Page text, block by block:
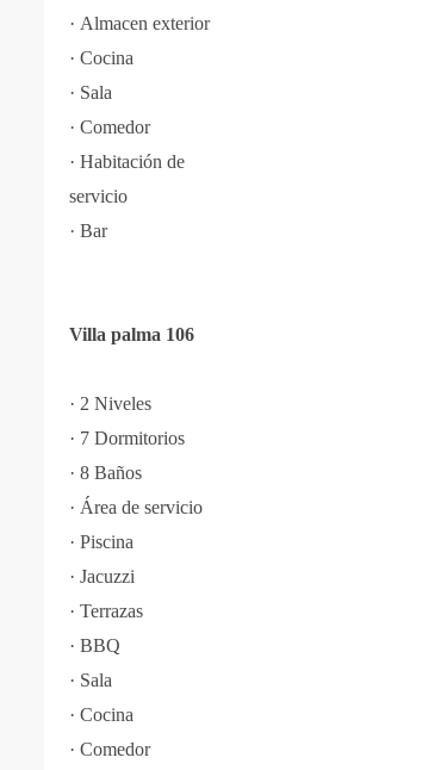
· Almacen exterior
· Cocina
· Sala
· Comedor
· Habitación de
servicio
· Bar
Villa palma 106
· 2 Niveles
· 7 Dormitorios
· 8 Baños
· Área de servicio
· Piscina
· Jacuzzi
· Terrazas
· BBQ
· Sala
· Cocina
· Comedor